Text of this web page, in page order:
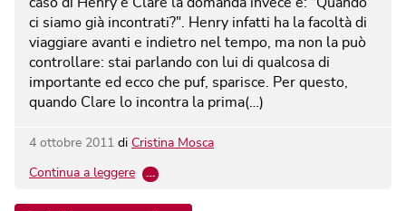
ci siamo già incontrati?". Henry infatti ha la facoltà di
viaggiare avanti e indietro nel tempo, ma non la può
controllare: stai parlando con lui di qualcosa di
importante ed ecco che puf, sparisce. Per questo,
quando Clare lo incontra la prima(…)
4 ottobre 2011 di Cristina Mosca
Continua a leggere …